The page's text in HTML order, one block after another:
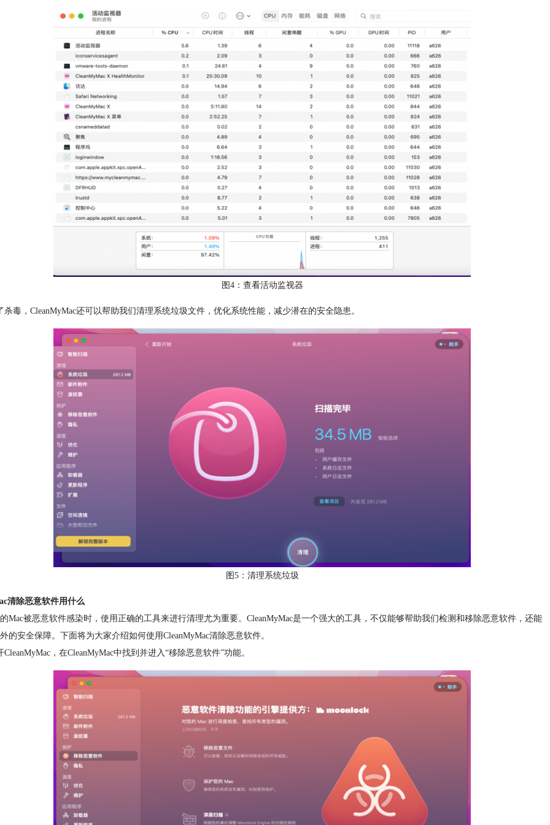
图4：查看活动监视器
杀毒，CleanMyMac还可以帮助我们清理系统垃圾文件，优化系统性能，减少潜在的安全隐患。
图5：清理系统垃圾
清除恶意软件用什么
Mac被恶意软件感染时，使用正确的工具来进行清理尤为重要。CleanMyMac是一个强大的工具，不仅能够帮助我们检测和移除恶意软件，还能
的安全保障。下面将为大家介绍如何使用CleanMyMac清除恶意软件。
CleanMyMac，在CleanMyMac中找到并进入“移除恶意软件”功能。